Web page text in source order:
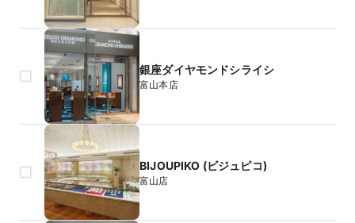
銀座ダイヤモンドシライシ
富山本店
BIJOUPIKO (ビジュピコ)
富山店